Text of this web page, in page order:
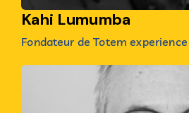
Kahi Lumumba
Fondateur de Totem